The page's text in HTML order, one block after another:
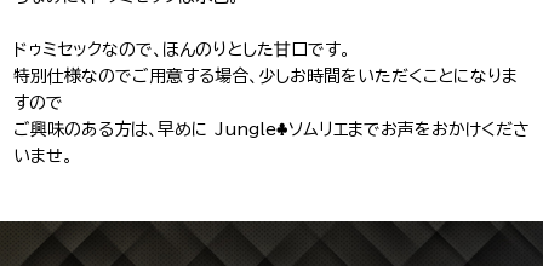
ドゥミセックなので、ほんのりとした甘口です。
特別仕様なのでご用意する場合、少しお時間をいただくことになりま
すので
ご興味のある方は、早めに Jungle♣ソムリエまでお声をおかけくださ
いませ。